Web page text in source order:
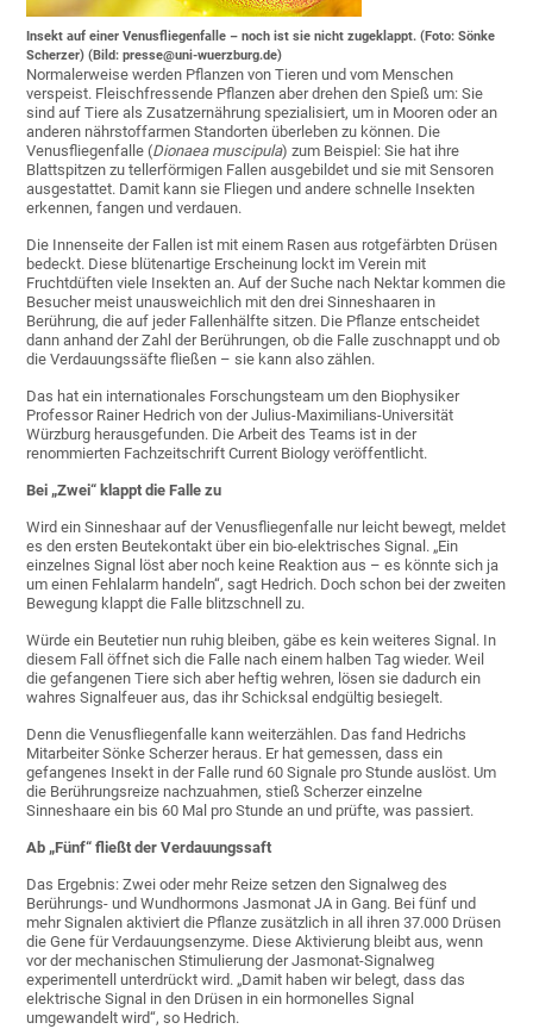
Insekt auf einer Venusfliegenfalle – noch ist sie nicht zugeklappt. (Foto: Sönke
Scherzer) (Bild: presse@uni-wuerzburg.de)
Normalerweise werden Pflanzen von Tieren und vom Menschen
verspeist. Fleischfressende Pflanzen aber drehen den Spieß um: Sie
sind auf Tiere als Zusatzernährung spezialisiert, um in Mooren oder an
anderen nährstoffarmen Standorten überleben zu können. Die
Venusfliegenfalle (Dionaea muscipula) zum Beispiel: Sie hat ihre
Blattspitzen zu tellerförmigen Fallen ausgebildet und sie mit Sensoren
ausgestattet. Damit kann sie Fliegen und andere schnelle Insekten
erkennen, fangen und verdauen.
Die Innenseite der Fallen ist mit einem Rasen aus rotgefärbten Drüsen
bedeckt. Diese blütenartige Erscheinung lockt im Verein mit
Fruchtdüften viele Insekten an. Auf der Suche nach Nektar kommen die
Besucher meist unausweichlich mit den drei Sinneshaaren in
Berührung, die auf jeder Fallenhälfte sitzen. Die Pflanze entscheidet
dann anhand der Zahl der Berührungen, ob die Falle zuschnappt und ob
die Verdauungssäfte fließen – sie kann also zählen.
Das hat ein internationales Forschungsteam um den Biophysiker
Professor Rainer Hedrich von der Julius-Maximilians-Universität
Würzburg herausgefunden. Die Arbeit des Teams ist in der
renommierten Fachzeitschrift Current Biology veröffentlicht.
Bei „Zwei“ klappt die Falle zu
Wird ein Sinneshaar auf der Venusfliegenfalle nur leicht bewegt, meldet
es den ersten Beutekontakt über ein bio-elektrisches Signal. „Ein
einzelnes Signal löst aber noch keine Reaktion aus – es könnte sich ja
um einen Fehlalarm handeln“, sagt Hedrich. Doch schon bei der zweiten
Bewegung klappt die Falle blitzschnell zu.
Würde ein Beutetier nun ruhig bleiben, gäbe es kein weiteres Signal. In
diesem Fall öffnet sich die Falle nach einem halben Tag wieder. Weil
die gefangenen Tiere sich aber heftig wehren, lösen sie dadurch ein
wahres Signalfeuer aus, das ihr Schicksal endgültig besiegelt.
Denn die Venusfliegenfalle kann weiterzählen. Das fand Hedrichs
Mitarbeiter Sönke Scherzer heraus. Er hat gemessen, dass ein
gefangenes Insekt in der Falle rund 60 Signale pro Stunde auslöst. Um
die Berührungsreize nachzuahmen, stieß Scherzer einzelne
Sinneshaare ein bis 60 Mal pro Stunde an und prüfte, was passiert.
Ab „Fünf“ fließt der Verdauungssaft
Das Ergebnis: Zwei oder mehr Reize setzen den Signalweg des
Berührungs- und Wundhormons Jasmonat JA in Gang. Bei fünf und
mehr Signalen aktiviert die Pflanze zusätzlich in all ihren 37.000 Drüsen
die Gene für Verdauungsenzyme. Diese Aktivierung bleibt aus, wenn
vor der mechanischen Stimulierung der Jasmonat-Signalweg
experimentell unterdrückt wird. „Damit haben wir belegt, dass das
elektrische Signal in den Drüsen in ein hormonelles Signal
umgewandelt wird“, so Hedrich.